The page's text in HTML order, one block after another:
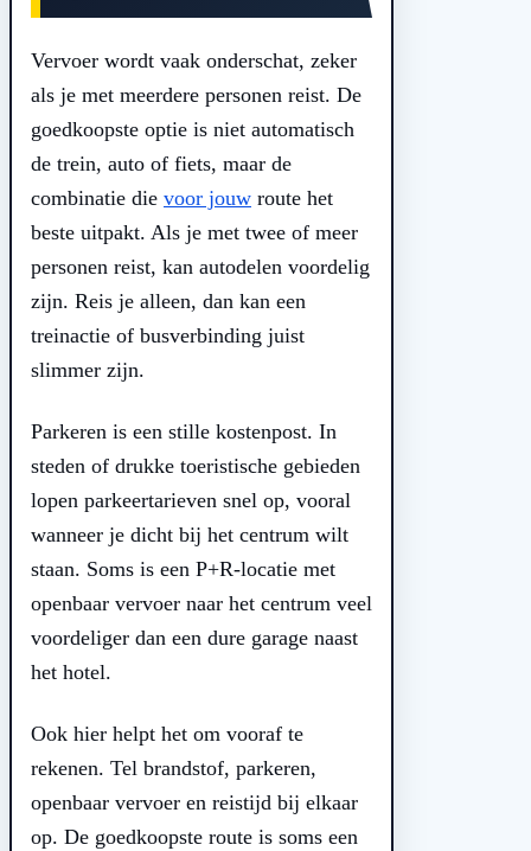
Vervoer wordt vaak onderschat, zeker
als je met meerdere personen reist. De
goedkoopste optie is niet automatisch
de trein, auto of fiets, maar de
combinatie die voor jouw route het
beste uitpakt. Als je met twee of meer
personen reist, kan autodelen voordelig
zijn. Reis je alleen, dan kan een
treinactie of busverbinding juist
slimmer zijn.
Parkeren is een stille kostenpost. In
steden of drukke toeristische gebieden
lopen parkeertarieven snel op, vooral
wanneer je dicht bij het centrum wilt
staan. Soms is een P+R-locatie met
openbaar vervoer naar het centrum veel
voordeliger dan een dure garage naast
het hotel.
Ook hier helpt het om vooraf te
rekenen. Tel brandstof, parkeren,
openbaar vervoer en reistijd bij elkaar
op. De goedkoopste route is soms een